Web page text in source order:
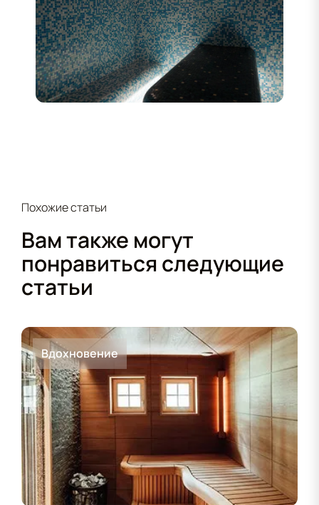
Похожие статьи
Вам также могут
понравиться следующие
статьи
Вдохновение